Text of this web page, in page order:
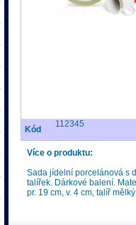
Kód
112345
Více o produktu:
Sada jídelní porcelánová s
talířek. Dárkové balení.
pr. 19 cm, v. 4 cm, talíř